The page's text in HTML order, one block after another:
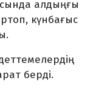
алдыңғы
күнбағыс
берді.